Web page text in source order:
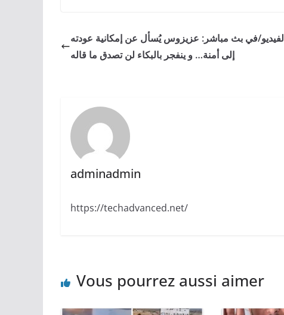
في بث مباشر: عزيزوس يُسأل عن إمكانية عودته
إلى أمنة… و ينفجر بالبكاء لن تصدق ما قاله
adminadmin
https://techadvanced.net/
Vous pourrez aussi aimer